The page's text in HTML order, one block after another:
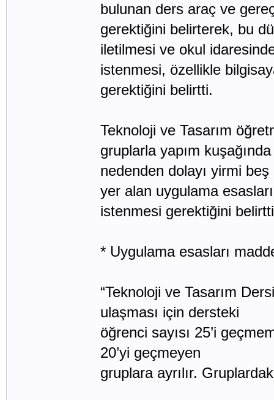
bulunan ders araç ve
gerektiğini belirterek, bu
iletilmesi ve okul
istenmesi, özellikle
gerektiğini belirtti.
Teknoloji ve Tasarım
gruplarla yapım
nedenden dolayı yirmi
yer alan uygulama
istenmesi gerektiğini
* Uygulama esasları
“Teknoloji ve Tasarım
ulaşması için dersteki
öğrenci sayısı 25’i
20’yi geçmeyen
gruplara ayrılır.